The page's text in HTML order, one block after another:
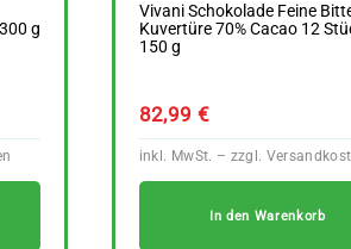
g
Vivani Schokolade Feine
Kuvertüre 70% Cacao 12
150 g
82,99 €
In den Warenkorb